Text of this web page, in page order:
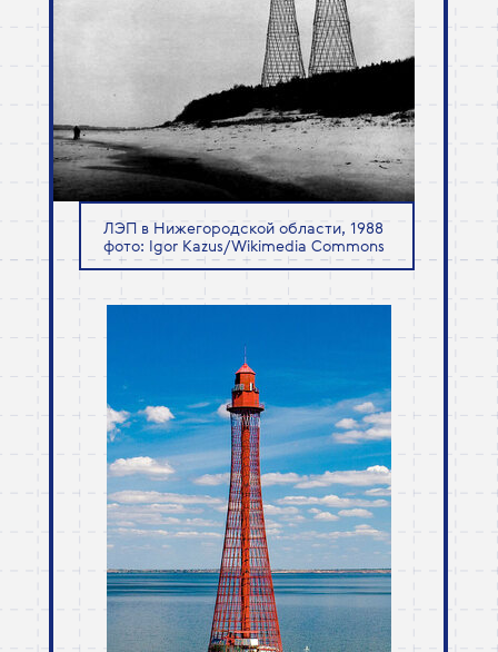
ЛЭП в Нижегородской области, 1988
фото: Igor Kazus/Wikimedia Commons